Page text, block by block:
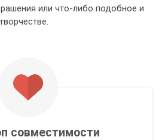
или что-либо подобное и
совместимости